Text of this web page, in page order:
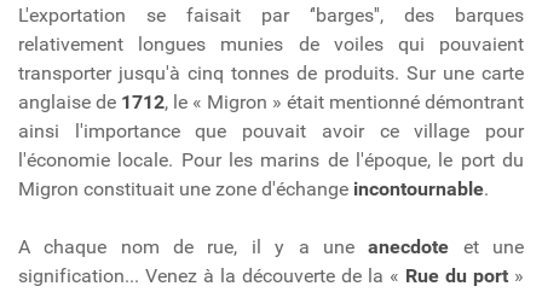
L'exportation se faisait par ‘'barges'', des barques
relativement longues munies de voiles qui pouvaient
transporter jusqu'à cinq tonnes de produits. Sur une carte
anglaise de 1712, le « Migron » était mentionné démontrant
ainsi l'importance que pouvait avoir ce village pour
l'économie locale. Pour les marins de l'époque, le port du
Migron constituait une zone d'échange incontournable.
A chaque nom de rue, il y a uneanecdote et une
signification... Venez à la découverte de la « Rue du port »